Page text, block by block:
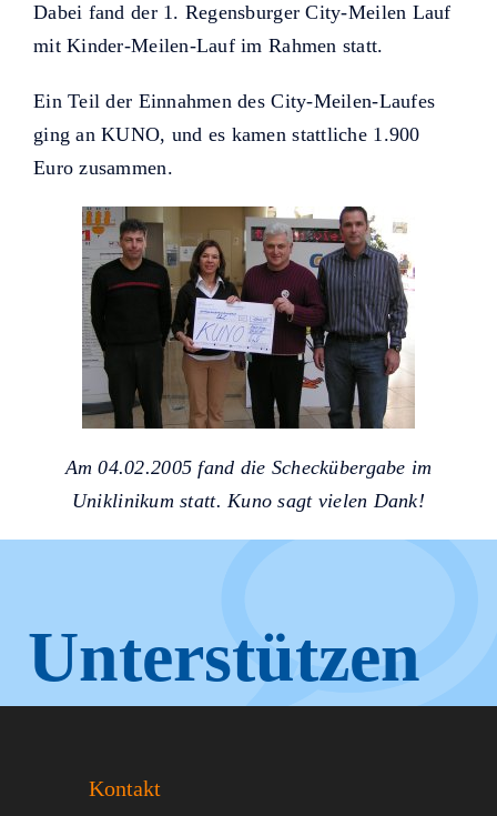
Dabei fand der 1. Regensburger City-Meilen Lauf
mit Kinder-Meilen-Lauf im Rahmen statt.
Ein Teil der Einnahmen des City-Meilen-Laufes
ging an KUNO, und es kamen stattliche 1.900
Euro zusammen.
Am 04.02.2005 fand die Scheckübergabe im
Uniklinikum statt. Kuno sagt vielen Dank!
Unterstützen
Kontakt